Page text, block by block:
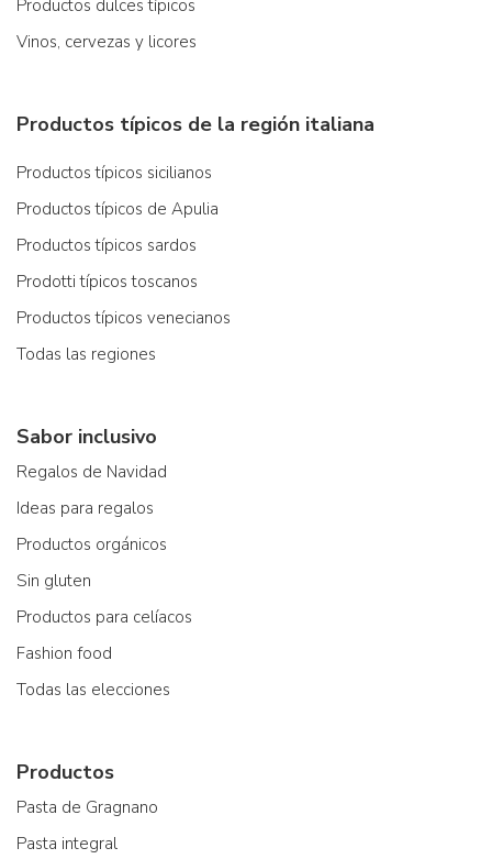
Productos dulces típicos
Vinos, cervezas y licores
Productos típicos de la región italiana
Productos típicos sicilianos
Productos típicos de Apulia
Productos típicos sardos
Prodotti típicos toscanos
Productos típicos venecianos
Todas las regiones
Sabor inclusivo
Regalos de Navidad
Ideas para regalos
Productos orgánicos
Sin gluten
Productos para celíacos
Fashion food
Todas las elecciones
Productos
Pasta de Gragnano
Pasta integral